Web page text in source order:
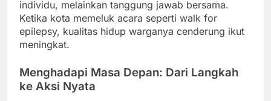
individu, melainkan tanggung jawab bersama.
Ketika kota memeluk acara seperti walk for
epilepsy, kualitas hidup warganya cenderung ikut
meningkat.
Menghadapi Masa Depan: Dari Langkah
ke Aksi Nyata